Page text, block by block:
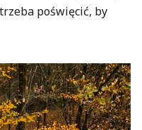
poświęcić, by